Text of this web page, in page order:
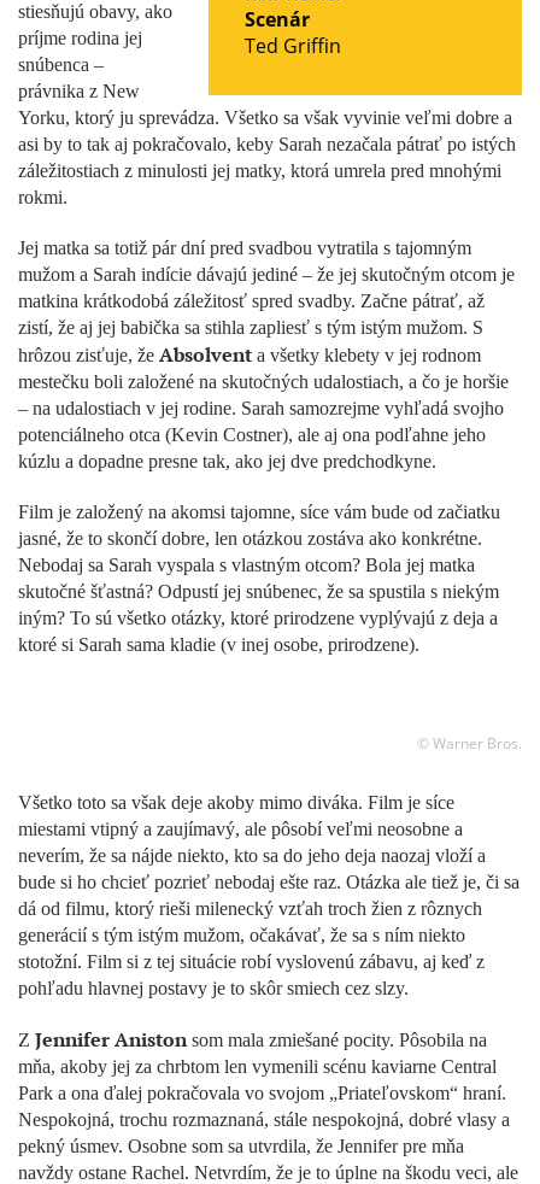
Scenár
Ted Griffin
stiesňujú obavy, ako
príjme rodina jej
snúbenca –
právnika z New
Yorku, ktorý ju sprevádza. Všetko sa však vyvinie veľmi dobre a
asi by to tak aj pokračovalo, keby Sarah nezačala pátrať po istých
záležitostiach z minulosti jej matky, ktorá umrela pred mnohými
rokmi.
Jej matka sa totiž pár dní pred svadbou vytratila s tajomným
mužom a Sarah indície dávajú jediné – že jej skutočným otcom je
matkina krátkodobá záležitosť spred svadby. Začne pátrať, až
zistí, že aj jej babička sa stihla zapliesť s tým istým mužom. S
hrôzou zisťuje, že Absolvent a všetky klebety v jej rodnom
mestečku boli založené na skutočných udalostiach, a čo je horšie
– na udalostiach v jej rodine. Sarah samozrejme vyhľadá svojho
potenciálneho otca (Kevin Costner), ale aj ona podľahne jeho
kúzlu a dopadne presne tak, ako jej dve predchodkyne.
Film je založený na akomsi tajomne, síce vám bude od začiatku
jasné, že to skončí dobre, len otázkou zostáva ako konkrétne.
Nebodaj sa Sarah vyspala s vlastným otcom? Bola jej matka
skutočné šťastná? Odpustí jej snúbenec, že sa spustila s niekým
iným? To sú všetko otázky, ktoré prirodzene vyplývajú z deja a
ktoré si Sarah sama kladie (v inej osobe, prirodzene).
© Warner Bros.
Všetko toto sa však deje akoby mimo diváka. Film je síce
miestami vtipný a zaujímavý, ale pôsobí veľmi neosobne a
neverím, že sa nájde niekto, kto sa do jeho deja naozaj vloží a
bude si ho chcieť pozrieť nebodaj ešte raz. Otázka ale tiež je, či sa
dá od filmu, ktorý rieši milenecký vzťah troch žien z rôznych
generácií s tým istým mužom, očakávať, že sa s ním niekto
stotožní. Film si z tej situácie robí vyslovenú zábavu, aj keď z
pohľadu hlavnej postavy je to skôr smiech cez slzy.
Z Jennifer Aniston som mala zmiešané pocity. Pôsobila na
mňa, akoby jej za chrbtom len vymenili scénu kaviarne Central
Park a ona ďalej pokračovala vo svojom „Priateľovskom“ hraní.
Nespokojná, trochu rozmaznaná, stále nespokojná, dobré vlasy a
pekný úsmev. Osobne som sa utvrdila, že Jennifer pre mňa
navždy ostane Rachel. Netvrdím, že je to úplne na škodu veci, ale